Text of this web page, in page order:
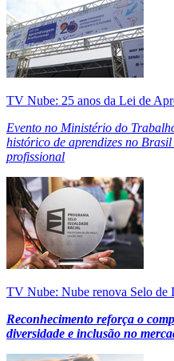
TV Nube: 25 anos da Lei de
Evento no Ministério do
histórico de aprendizes no
profissional
TV Nube: Nube renova Selo de
Reconhecimento reforça o
diversidade e inclusão no